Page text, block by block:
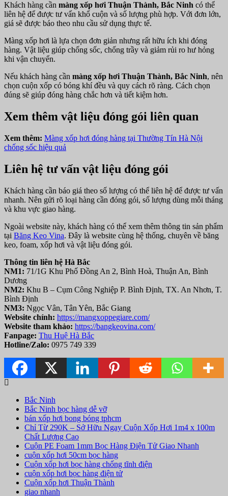
Khách hàng cần màng xốp hơi Thuận Thành, Bắc Ninh có thể
liên hệ để được tư vấn khổ cuộn và số lượng phù hợp. Với đơn lớn,
giá sẽ được báo theo nhu cầu sử dụng thực tế.
Màng xốp hơi là lựa chọn đơn giản nhưng rất hữu ích khi đóng
hàng. Vật liệu giúp chống sốc, chống trầy và giảm rủi ro hư hỏng
khi vận chuyển.
Nếu khách hàng cần màng xốp hơi Thuận Thành, Bắc Ninh, nên
chọn cuộn xốp có bóng khí đều và quy cách rõ ràng. Cách chọn
đúng sẽ giúp đóng hàng chắc hơn và tiết kiệm hơn.
Xem thêm vật liệu đóng gói liên quan
Xem thêm: Màng xốp hơi đóng hàng tại Thường Tín Hà Nội
chống sốc hiệu quả
Liên hệ tư vấn vật liệu đóng gói
Khách hàng cần báo giá theo số lượng có thể liên hệ để được tư vấn
nhanh. Nên gửi rõ loại hàng cần đóng gói, số lượng dùng mỗi tháng
và khu vực giao hàng.
Ngoài website này, khách hàng có thể xem thêm thông tin sản phẩm
tại Băng Keo Vina. Đây là website cùng hệ thống, chuyên về băng
keo, foam, xốp hơi và vật liệu đóng gói.
Thông tin liên hệ Hà Bắc
NM1: 71/1G Khu Phố Đồng An 2, Bình Hoà, Thuận An, Bình
Dương
NM2: Khu B – Cụm Công Nghiệp P. Bình Định, TX. An Nhơn, T.
Bình Định
NM3: Ngọc Vân, Tân Yên, Bắc Giang
Website chính: https://mangxoppegiare.com/
Website tham khảo: https://bangkeovina.com/
Fanpage: Thu Huệ Hà Bắc
Hotline/Zalo: 0975 749 339
Bắc Ninh
Bắc Ninh bọc hàng dễ vỡ
bán xốp hơi bong bóng tphcm
Chỉ Từ 290K – Sở Hữu Ngay Cuộn Xốp Hơi 1m4 x 100m
Chất Lượng Cao
Cuộn PE Foam 1mm Bọc Hàng Điện Tử Giao Nhanh
cuộn xốp hơi 50cm bọc hàng
Cuộn xốp hơi bọc hàng chống tĩnh điện
cuộn xốp hơi bọc hàng điện tử
Cuộn xốp hơi Thuận Thành
giao nhanh